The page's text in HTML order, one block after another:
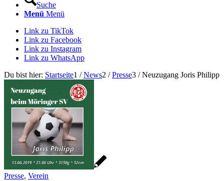
Suche
Menü Menü
Link zu TikTok
Link zu Facebook
Link zu Instagram
Link zu WhatsApp
Du bist hier: Startseite1 / News2 / Presse3 / Neuzugang Joris Philipp
Presse, Verein